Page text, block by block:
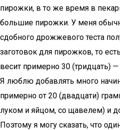
пирожки, в то же время в
большие пирожки. У меня
сдобного дрожжевого теста
заготовок для пирожков, то
весит примерно 30 (тридцать)
Я люблю добавлять много
примерно от 20 (двадцати)
луком и яйцом, со щавелем) и
Поэтому я могу сказать, что